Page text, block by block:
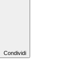
Condividi